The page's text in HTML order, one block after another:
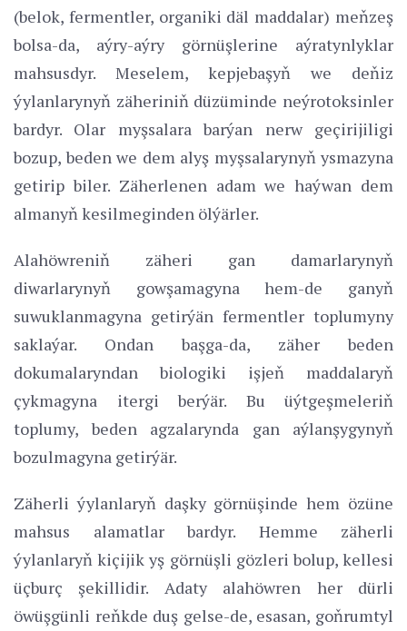
(belok, fermentler, organiki däl maddalar) meňzeş
bolsa-da, aýry-aýry görnüşlerine aýratynlyklar
mahsusdyr. Meselem, kepjebaşyň we deňiz
ýylanlarynyň zäheriniň düzüminde neýrotoksinler
bardyr. Olar myşsalara barýan nerw geçirijiligi
bozup, beden we dem alyş myşsalarynyň ysmazyna
getirip biler. Zäherlenen adam we haýwan dem
almanyň kesilmeginden ölýärler.
Alahöwreniň zäheri gan damarlarynyň
diwarlarynyň gowşamagyna hem-de ganyň
suwuklanmagyna getirýän fermentler toplumyny
saklaýar. Ondan başga-da, zäher beden
dokumalaryndan biologiki işjeň maddalaryň
çykmagyna itergi berýär. Bu üýtgeşmeleriň
toplumy, beden agzalarynda gan aýlanşygynyň
bozulmagyna getirýär.
Zäherli ýylanlaryň daşky görnüşinde hem özüne
mahsus alamatlar bardyr. Hemme zäherli
ýylanlaryň kiçijik yş görnüşli gözleri bolup, kellesi
üçburç şekillidir. Adaty alahöwren her dürli
öwüşgünli reňkde duş gelse-de, esasan, goňrumtyl